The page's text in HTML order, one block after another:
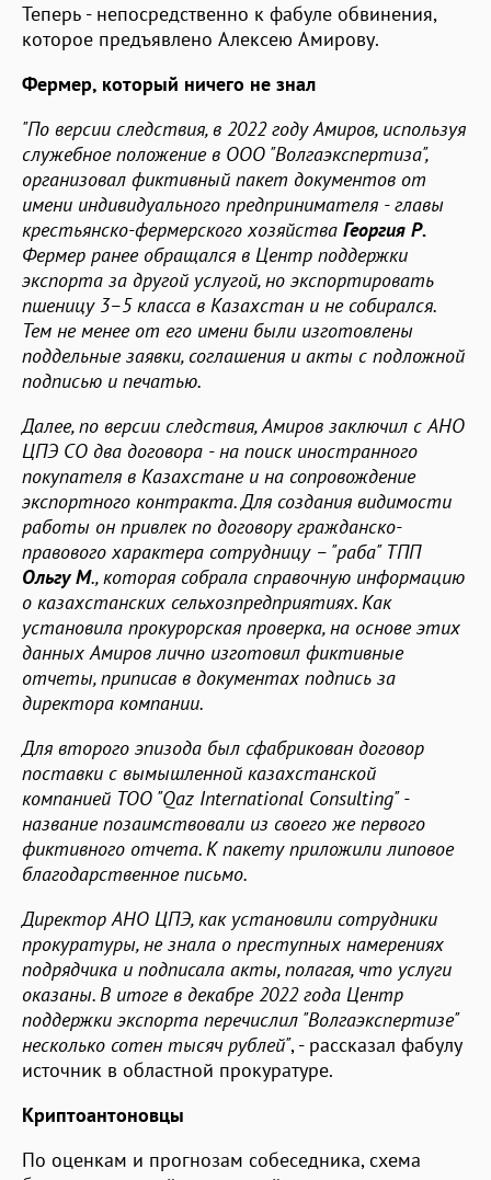
Теперь - непосредственно к фабуле обвинения,
которое предъявлено Алексею Амирову.
Фермер, который ничего не знал
"По версии следствия, в 2022 годуАмиров, используя
служебное положение в ООО "Волгаэкспертиза",
организовал фиктивный пакет документов от
имени индивидуального предпринимателя - главы
крестьянско-фермерского хозяйства Георгия Р.
Фермер ранее обращался в Центр поддержки
экспорта за другой услугой, но экспортировать
пшеницу 3–5 класса в Казахстан и не собирался.
Тем не менее от его имени были изготовлены
поддельные заявки, соглашения и акты с подложной
подписью и печатью.
Далее, по версии следствия, Амиров заключил с АНО
ЦПЭ СО два договора - на поиск иностранного
покупателя в Казахстане и на сопровождение
экспортного контракта. Для создания видимости
работы он привлек по договору гражданско-
правового характера сотрудницу – "раба" ТПП
Ольгу М., которая собрала справочную информацию
о казахстанских сельхозпредприятиях. Как
установила прокурорская проверка, на основе этих
данных Амиров лично изготовил фиктивные
отчеты, приписав в документах подпись за
директора компании.
Для второго эпизода был сфабрикован договор
поставки с вымышленной казахстанской
компанией ТОО "Qaz International Consulting" -
название позаимствовали из своего же первого
фиктивного отчета. К пакету приложили липовое
благодарственное письмо.
Директор АНО ЦПЭ, как установили сотрудники
прокуратуры, не знала о преступных намерениях
подрядчика и подписала акты, полагая, что услуги
оказаны. В итоге в декабре 2022 года Центр
поддержки экспорта перечислил "Волгаэкспертизе"
несколько сотен тысяч рублей", - рассказал фабулу
источник в областной прокуратуре.
Криптоантоновцы
По оценкам и прогнозам собеседника, схема